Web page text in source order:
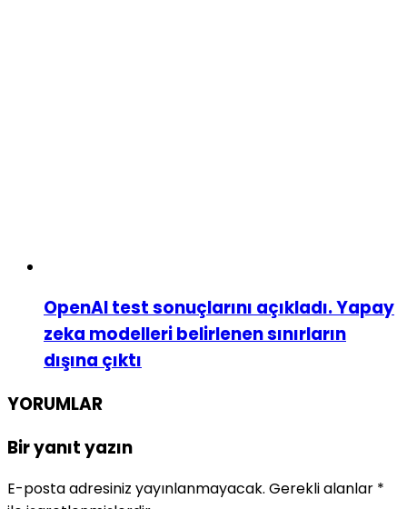
OpenAI test sonuçlarını açıkladı. Yapay
zeka modelleri belirlenen sınırların
dışına çıktı
YORUMLAR
Bir yanıt yazın
E-posta adresiniz yayınlanmayacak. Gerekli alanlar *